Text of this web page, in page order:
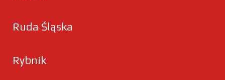
Ruda Śląska
Rybnik